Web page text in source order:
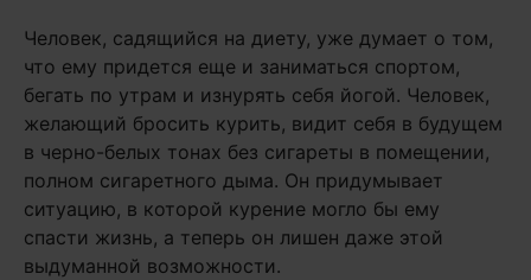
Человек, садящийся на диету, уже думает о том,
что ему придется еще и заниматься спортом,
бегать по утрам и изнурять себя йогой. Человек,
желающий бросить курить, видит себя в будущем
в черно-белых тонах без сигареты в помещении,
полном сигаретного дыма. Он придумывает
ситуацию, в которой курение могло бы ему
спасти жизнь, а теперь он лишен даже этой
выдуманной возможности.